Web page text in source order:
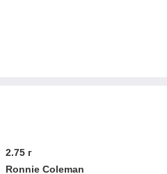
2.75 г
Ronnie Coleman